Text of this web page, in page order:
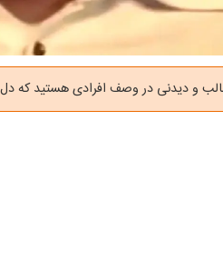
و دیدنی در وصف افرادی هستید که